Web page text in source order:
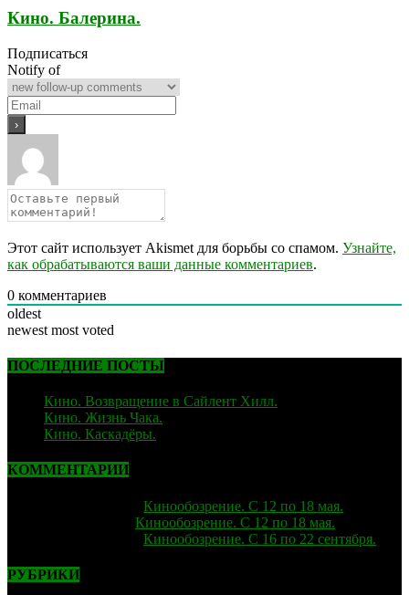
Кино. Балерина.
Подписаться
Notify of
Этот сайт использует Akismet для борьбы со спамом. Узнайте,
как обрабатываются ваши данные комментариев.
0 комментариев
oldest
newest most voted
ПОСЛЕДНИЕ ПОСТЫ
Кино. Возвращение в Сайлент Хилл.
Кино. Жизнь Чака.
Кино. Каскадёры.
КОММЕНТАРИИ
Кинообозрение. С 12 по 18 мая.
Кинообозрение. С 12 по 18 мая.
Кинообозрение. С 16 по 22 сентября.
РУБРИКИ